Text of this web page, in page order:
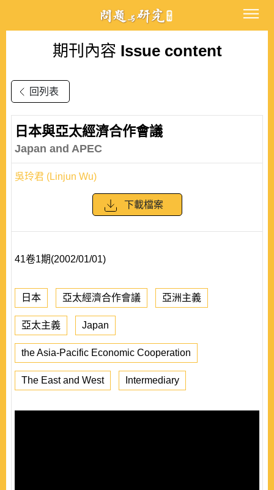
期刊內容 Issue content
回列表
日本與亞太經濟合作會議
Japan and APEC
吳玲君 (Linjun Wu)
下載檔案
41卷1期(2002/01/01)
日本 亞太經濟合作會議 亞洲主義
亞太主義 Japan
the Asia-Pacific Economic Cooperation
The East and West Intermediary